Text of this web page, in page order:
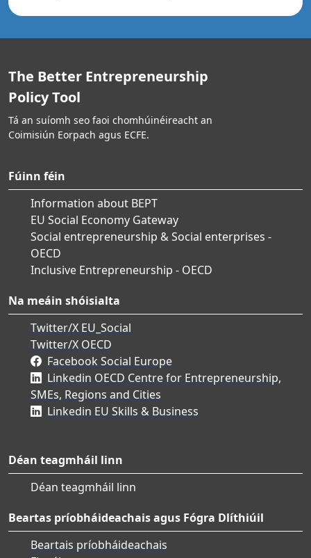
The Better Entrepreneurship
Policy Tool
Tá an suíomh seo faoi chomhúinéireacht an
Coimisiún Eorpach agus ECFE.
Fúinn féin
Information about BEPT
EU Social Economy Gateway
Social entrepreneurship & Social enterprises -
OECD
Inclusive Entrepreneurship - OECD
Na meáin shóisialta
Twitter/X EU_Social
Twitter/X OECD
Facebook Social Europe
Linkedin OECD Centre for Entrepreneurship,
SMEs, Regions and Cities
Linkedin EU Skills & Business
Déan teagmháil linn
Déan teagmháil linn
Beartas príobháideachais agus Fógra Dlíthiúil
Beartais príobháideachais